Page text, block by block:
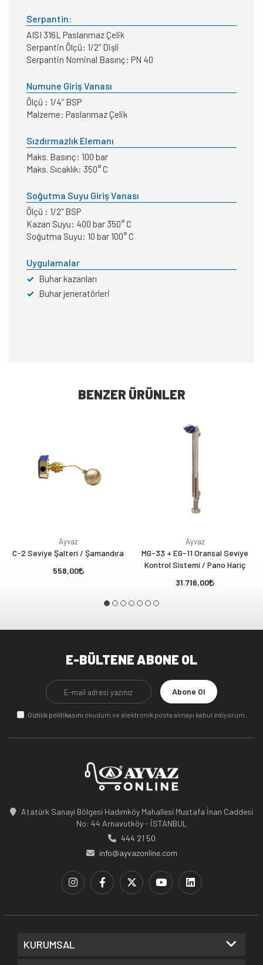
Serpantin:
AISI 316L Paslanmaz Çelik
Serpantin Ölçü: 1/2” Dişli
Serpantin Nominal Basınç: PN 40
Numune Giriş Vanası
Ölçü : 1/4” BSP
Malzeme: Paslanmaz Çelik
Sızdırmazlık Elemanı
Maks. Basınç: 100 bar
Maks. Sıcaklık: 350° C
Soğutma Suyu Giriş Vanası
Ölçü : 1/2" BSP
Kazan Suyu: 400 bar 350° C
Soğutma Suyu: 10 bar 100° C
Uygulamalar
✓ Buhar kazanları
✓ Buhar jeneratörleri
BENZER ÜRÜNLER
Ayvaz
C-2 Seviye Şalteri / Şamandıra
558,00
Ayvaz
MG-33 + EG-11 Oransal Seviye
Kontrol Sistemi / Pano Hariç
31.716,00
E-BÜLTENE ABONE OL
Abone Ol
Gizlilik politikasını okudum ve elektronik posta almayı kabul ediyorum.
Atatürk Sanayi Bölgesi Hadımköy Mahallesi Mustafa İnan Caddesi
No: 44 Arnavutköy - İSTANBUL
444 21 50
info@ayvazonline.com
KURUMSAL